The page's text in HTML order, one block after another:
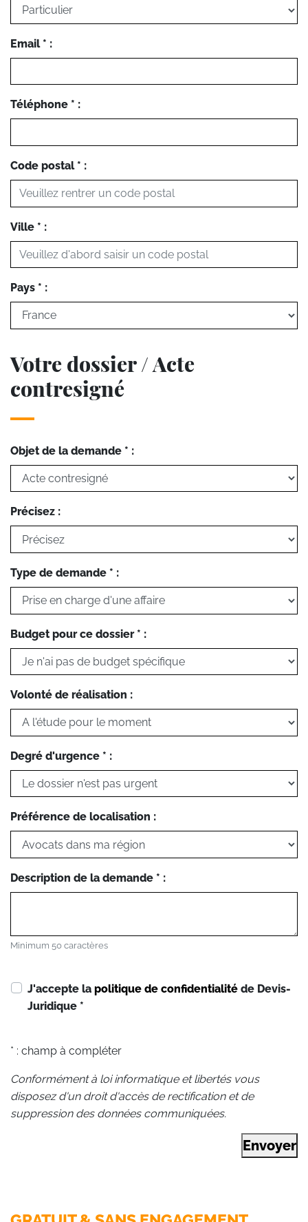
Email * :
Téléphone * :
Code postal * :
Ville * :
Pays * :
Votre dossier / Acte
contresigné
Objet de la demande * :
Précisez :
Type de demande * :
Budget pour ce dossier * :
Volonté de réalisation :
Degré d'urgence * :
Préférence de localisation :
Description de la demande * :
Minimum 50 caractères
J'accepte la politique de confidentialité de Devis-
Juridique *
* : champ à compléter
Conformément à loi informatique et libertés vous
disposez d'un droit d'accès de rectification et de
suppression des données communiquées.
Envoyer